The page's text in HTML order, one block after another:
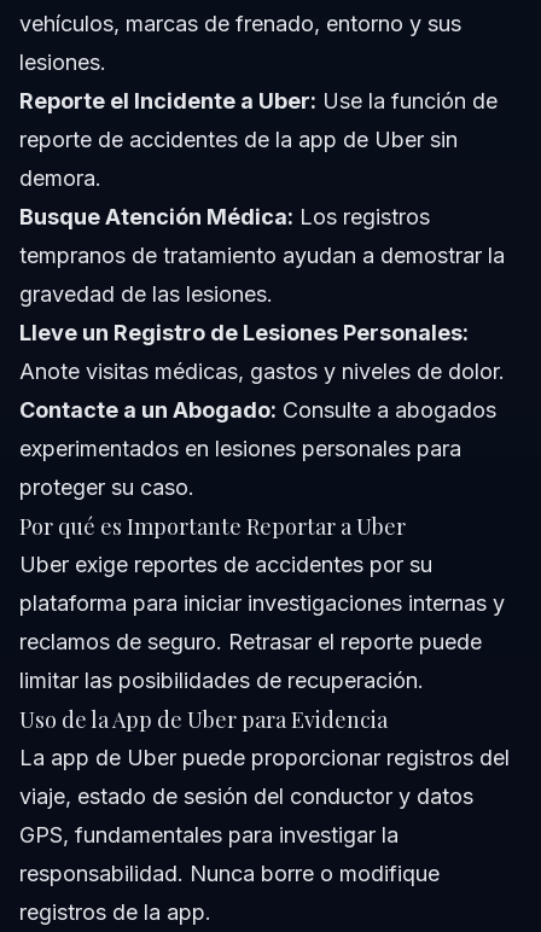
vehículos, marcas de frenado, entorno y sus
lesiones.
Reporte el Incidente a Uber: Use la función de
reporte de accidentes de la app de Uber sin
demora.
Busque Atención Médica: Los registros
tempranos de tratamiento ayudan a demostrar la
gravedad de las lesiones.
Lleve un Registro de Lesiones Personales:
Anote visitas médicas, gastos y niveles de dolor.
Contacte a un Abogado: Consulte a abogados
experimentados en lesiones personales para
proteger su caso.
Por qué es Importante Reportar a Uber
Uber exige reportes de accidentes por su
plataforma para iniciar investigaciones internas y
reclamos de seguro. Retrasar el reporte puede
limitar las posibilidades de recuperación.
Uso de la App de Uber para Evidencia
La app de Uber puede proporcionar registros del
viaje, estado de sesión del conductor y datos
GPS, fundamentales para investigar la
responsabilidad. Nunca borre o modifique
registros de la app.